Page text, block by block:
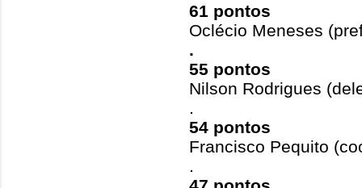
61 pontos
Oclécio Meneses
.
55 pontos
Nilson Rodrigues
54 pontos
Francisco Pequito